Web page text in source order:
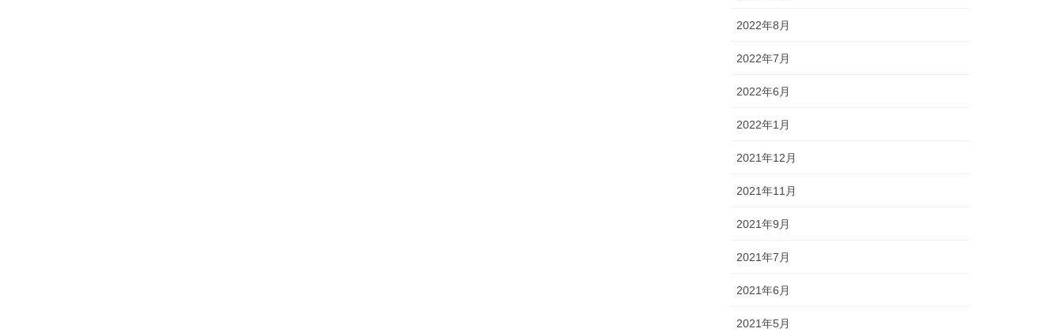
2022年8月
2022年7月
2022年6月
2022年1月
2021年12月
2021年11月
2021年9月
2021年7月
2021年6月
2021年5月